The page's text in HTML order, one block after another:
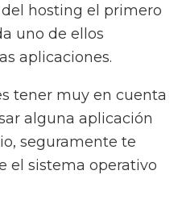
hosting el primero
uno de ellos
aplicaciones.
tener muy en cuenta
alguna aplicación
seguramente te
el sistema operativo